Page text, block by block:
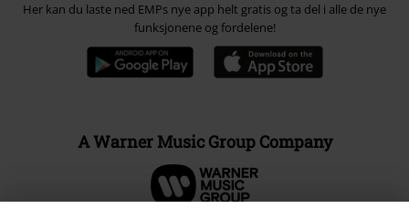
Her kan du laste ned EMPs nye app helt gratis og ta del i alle de nye
funksjonene og fordelene!
A Warner Music Group Company